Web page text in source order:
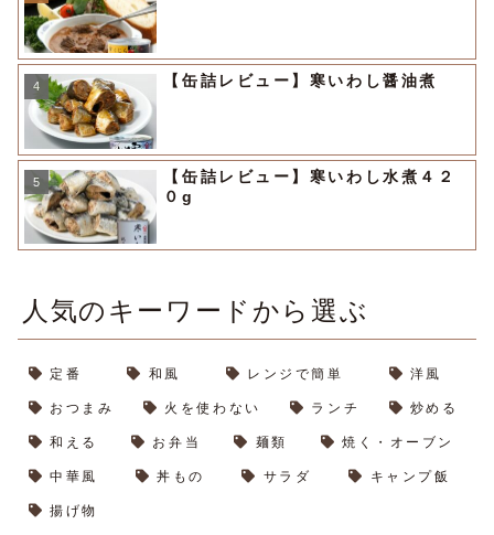
【缶詰レビュー】寒いわし醤油煮
【缶詰レビュー】寒いわし水煮４２
０g
人気のキーワードから選ぶ
定番 和風 レンジで簡単 洋風
おつまみ 火を使わない ランチ 炒める
和える お弁当 麺類 焼く・オーブン
中華風 丼もの サラダ キャンプ飯
揚げ物